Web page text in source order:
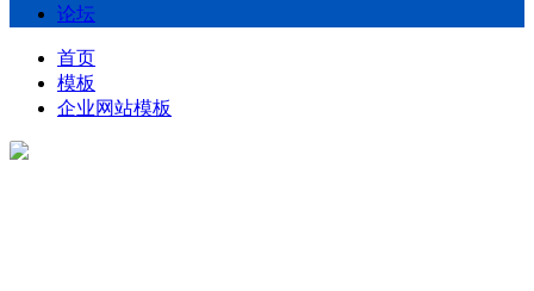
论坛
首页
模板
企业网站模板